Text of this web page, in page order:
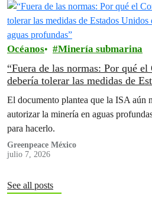
Océanos Minería submarina
“Fuera de las normas: Por qué
debería tolerar las medidas de
de minería en aguas profundas”
El documento plantea que la ISA aún
autorizar la minería en aguas
para hacerlo.
Greenpeace México
julio 7, 2026
See all posts